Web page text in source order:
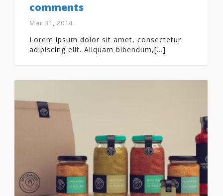
comments
Mar 31, 2014
Lorem ipsum dolor sit amet, consectetur
adipiscing elit. Aliquam bibendum,[...]